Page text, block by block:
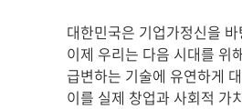
대한민국은 기업가정신을
이제 우리는 다음 시대를 위
급변하는 기술에 유연하게
이를 실제 창업과 사회적 가